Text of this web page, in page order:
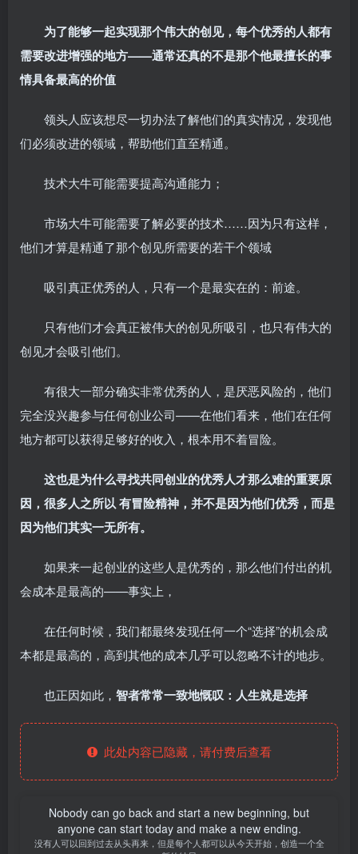
为了能够一起实现那个伟大的创见，每个优秀的人都有
需要改进增强的地方——通常还真的不是那个他最擅长的事
情具备最高的价值
领头人应该想尽一切办法了解他们的真实情况，发现他
们必须改进的领域，帮助他们直至精通。
技术大牛可能需要提高沟通能力；
市场大牛可能需要了解必要的技术……因为只有这样，
他们才算是精通了那个创见所需要的若干个领域
吸引真正优秀的人，只有一个是最实在的：前途。
只有他们才会真正被伟大的创见所吸引，也只有伟大的
创见才会吸引他们。
有很大一部分确实非常优秀的人，是厌恶风险的，他们
完全没兴趣参与任何创业公司——在他们看来，他们在任何
地方都可以获得足够好的收入，根本用不着冒险。
这也是为什么寻找共同创业的优秀人才那么难的重要原
因，很多人之所以 有冒险精神，并不是因为他们优秀，而是
因为他们其实一无所有。
如果来一起创业的这些人是优秀的，那么他们付出的机
会成本是最高的——事实上，
在任何时候，我们都最终发现任何一个“选择”的机会成
本都是最高的，高到其他的成本几乎可以忽略不计的地步。
也正因如此， 智者常常一致地慨叹：人生就是选择
此处内容已隐藏，请付费后查看
Nobody can go back and start a new beginning, but
anyone can start today and make a new ending.
没有人可以回到过去从头再来，但是每个人都可以从今天开始，创造一个全